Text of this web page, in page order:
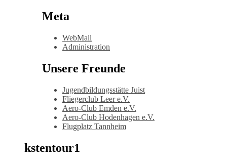
Meta
WebMail
Administration
Unsere Freunde
Jugendbildungsstätte Juist
Fliegerclub Leer e.V.
Aero-Club Emden e.V.
Aero-Club Hodenhagen e.V.
Flugplatz Tannheim
kstentour1